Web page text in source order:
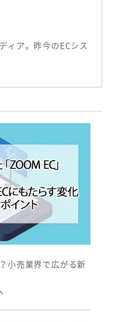
ィア。昨今のECシス
小売業界で広がる新